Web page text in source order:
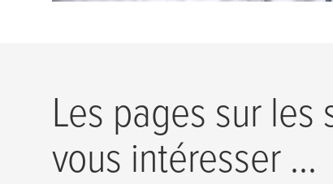
Les pages sur
vous intéresser ...